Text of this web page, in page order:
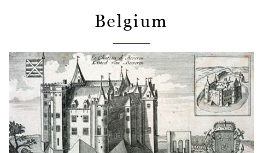
Belgium